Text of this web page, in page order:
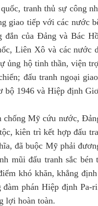
tranh thủ sự công
giao tiếp với các nước
đắn của Đảng và Bác
Liên Xô và các nước
ủng hộ tinh thần, viện
đấu tranh ngoại
bộ 1946 và Hiệp định
chống Mỹ cứu nước,
kiên trì kết hợp đấu
đã buộc Mỹ phải
mũi đấu tranh sắc
khó khăn, khẳng
phán Hiệp định Pa-
lợi hoàn toàn.